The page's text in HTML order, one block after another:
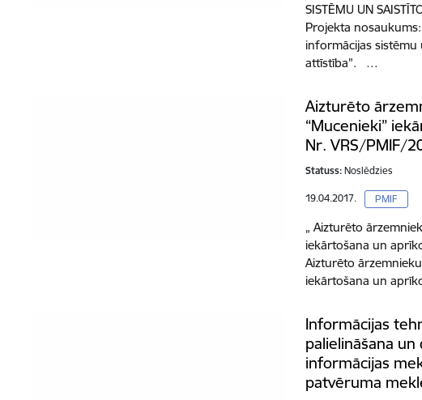
SISTĒMU UN
Projekta
informācijas
attīstība”. …
Aizturēto
“Mucenieki”
Nr. VRS/PMIF/
Statuss: Noslēdzies
19.04.2017. PMIF
„ Aizturēto
iekārtošana un
Aizturēto
iekārtošana un
Informācijas
palielināšana
informācijas
patvēruma